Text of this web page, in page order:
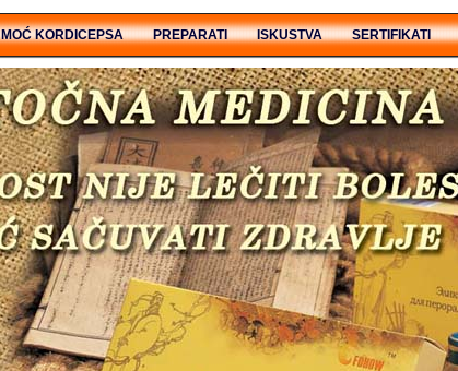
MOĆ KORDICEPSA PREPARATI ISKUSTVA SERTIFIKATI